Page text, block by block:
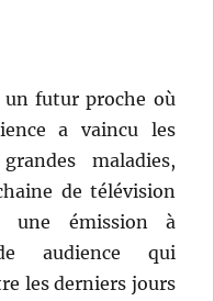
un futur proche où
a vaincu les
maladies,
de télévision
une émission à
audience qui
les derniers jours